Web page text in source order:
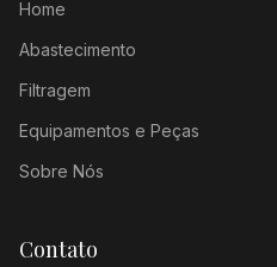
Home
Abastecimento
Filtragem
Equipamentos e Peças
Sobre Nós
Contato